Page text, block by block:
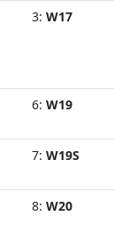
3: W17
6: W19
7: W19S
8: W20